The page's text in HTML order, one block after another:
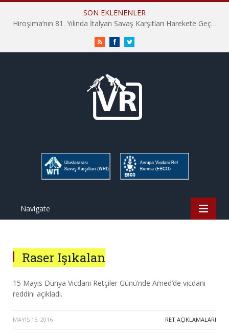
SON EKLENENLER
Hiroşima’nın 81. Yılında İtalyan Savaş Karşıtları Harekete Geçti: “Hatırlamak yeterli değil”
RSS FacebookTwitter
Navigate
Raser Işıkalan
15 Mayıs Dünya Vicdani Retçiler Günü’nde Amed’de vicdani
reddini açıkladı.
MAYIS 15, 2016 · RET AÇIKLAMALARI